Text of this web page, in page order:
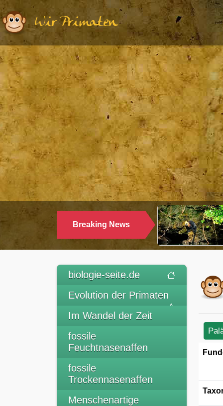
Wir Primaten
Breaking News
28.10.2024
WARUM LANGUREN SALZWASSER
biologie-seite.de
Evolution der Primaten
Im Wandel der Zeit
fossile
Feuchtnasenaffen
fossile
Trockennasenaffen
Menschenartige